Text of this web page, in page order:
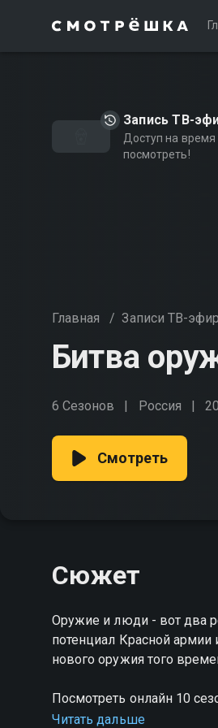
Запись ТВ-
Доступ на
посмотреть!
Главная / Записи ТВ-
Битва
6 Сезонов Россия
Смотреть
Сюжет
Оружие и люди - вот два
потенциал Красной армии
нового оружия того
Посмотреть онлайн 10
HD качестве на Смотрёшке
Читать дальше